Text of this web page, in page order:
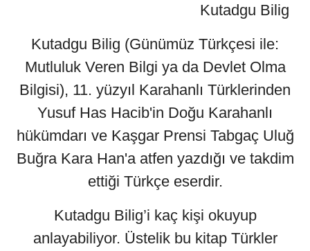
Kutadgu Bilig
Kutadgu Bilig (Günümüz Türkçesi ile:
Mutluluk Veren Bilgi ya da Devlet Olma
Bilgisi), 11. yüzyıl Karahanlı Türklerinden
Yusuf Has Hacib'in Doğu Karahanlı
hükümdarı ve Kaşgar Prensi Tabgaç Uluğ
Buğra Kara Han'a atfen yazdığı ve takdim
ettiği Türkçe eserdir.
Kutadgu Bilig’i kaç kişi okuyup
anlayabiliyor. Üstelik bu kitap Türkler